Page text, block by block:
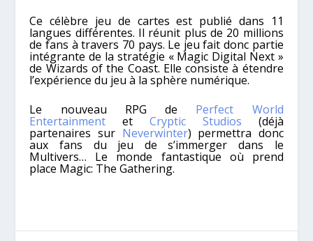
Ce célèbre jeu de cartes est publié dans 11
langues différentes. Il réunit plus de 20 millions
de fans à travers 70 pays. Le jeu fait donc partie
intégrante de la stratégie « Magic Digital Next »
de Wizards of the Coast. Elle consiste à étendre
l’expérience du jeu à la sphère numérique.
Le nouveau RPG de Perfect World
Entertainment et Cryptic Studios (déjà
partenaires sur Neverwinter) permettra donc
aux fans du jeu de s’immerger dans le
Multivers… Le monde fantastique où prend
place Magic: The Gathering.